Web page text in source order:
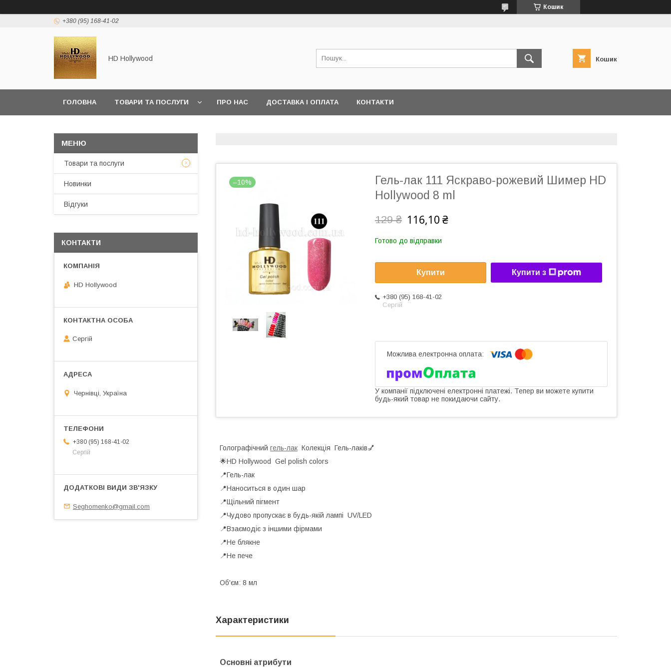
Кошик
+380 (95) 168-41-02
HD Hollywood Кошик
ГОЛОВНА ТОВАРИ ТА ПОСЛУГИ ПРО НАС ДОСТАВКА І ОПЛАТА КОНТАКТИ
–10%
Гель-лак 111 Яскраво-рожевий Шимер HD
Hollywood 8 ml
129 ₴ 116,10 ₴
Готово до відправки
Купити Купити з
+380 (95) 168-41-02
Сергій
У компанії підключені електронні платежі. Тепер ви можете купити
будь-який товар не покидаючи сайту.
Голографічний гель-лак Колекція Гель-лаків💅
🌟HD Hollywood Gel polish colors
📍Гель-лак
📍Наноситься в один шар
📍Щільний пігмент
📍Чудово пропускає в будь-якій лампі UV/LED
📍Взаємодіє з іншими фірмами
📍Не блякне
📍Не пече
Об'єм: 8 мл
Характеристики
Основні атрибути
Товари та послуги
Новинки
Відгуки
КОНТАКТИ
HD Hollywood
Сергій
Чернівці, Україна
+380 (95) 168-41-02
Сергій
Seghomenko@gmail.com